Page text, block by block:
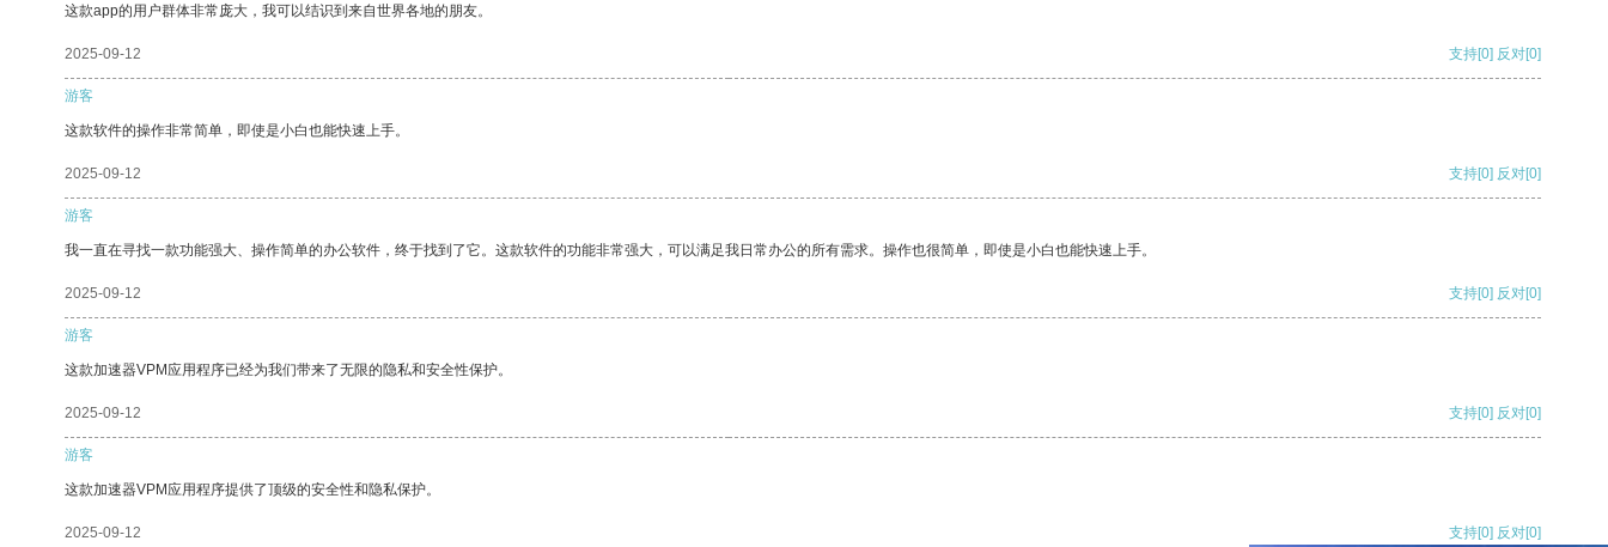
这款app的用户群体非常庞大，我可以结识到来自世界各地的朋友。
2025-09-12 支持[0] 反对[0]
游客
这款软件的操作非常简单，即使是小白也能快速上手。
2025-09-12 支持[0] 反对[0]
游客
我一直在寻找一款功能强大、操作简单的办公软件，终于找到了它。这款软件的功能非常强大，可以满足我日常办公的所有需求。操作也很简单，即使是小白也能快速上手。
2025-09-12 支持[0] 反对[0]
游客
这款加速器VPM应用程序已经为我们带来了无限的隐私和安全性保护。
2025-09-12 支持[0] 反对[0]
游客
这款加速器VPM应用程序提供了顶级的安全性和隐私保护。
2025-09-12 支持[0] 反对[0]